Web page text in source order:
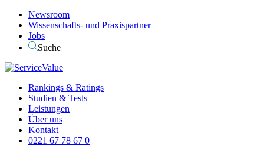
Newsroom
Wissenschafts- und Praxispartner
Jobs
Suche
Rankings & Ratings
Studien & Tests
Leistungen
Über uns
Kontakt
0221 67 78 67 0